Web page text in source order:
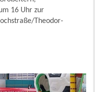
16 Uhr zur
Theodor-